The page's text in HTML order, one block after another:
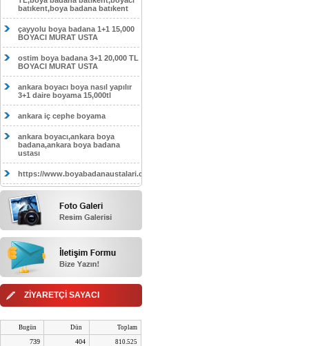
0554 184 41 66
EV,İŞYERİ BOYA BADANA USTASI
0554 184 41 66
batıkent,boya badana batıkent
çayyolu boya badana 1+1 15,000
BOYACI MURAT USTA
ostim boya badana 3+1 20,000 TL
BOYACI MURAT USTA
ankara boyacı boya nasıl yapılır
3+1 daire boyama 15,000tl
ankara iç cephe boyama
ankara boyacı,ankara boya
badana,ankara boya badana
ustası
https://www.boyabadanaustalari.com/
ZİYARETÇİ SAYACI
Bugün Dün Toplam
739 404 810.525